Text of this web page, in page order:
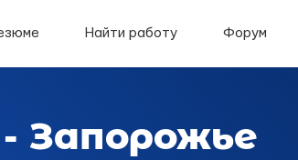
Найти работу Форум
Запорожье